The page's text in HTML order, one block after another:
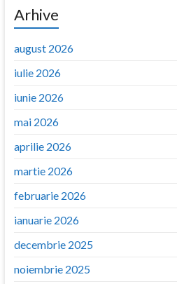
Arhive
august 2026
iulie 2026
iunie 2026
mai 2026
aprilie 2026
martie 2026
februarie 2026
ianuarie 2026
decembrie 2025
noiembrie 2025